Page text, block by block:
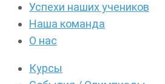
Успехи наших учеников
Наша команда
О нас
Курсы